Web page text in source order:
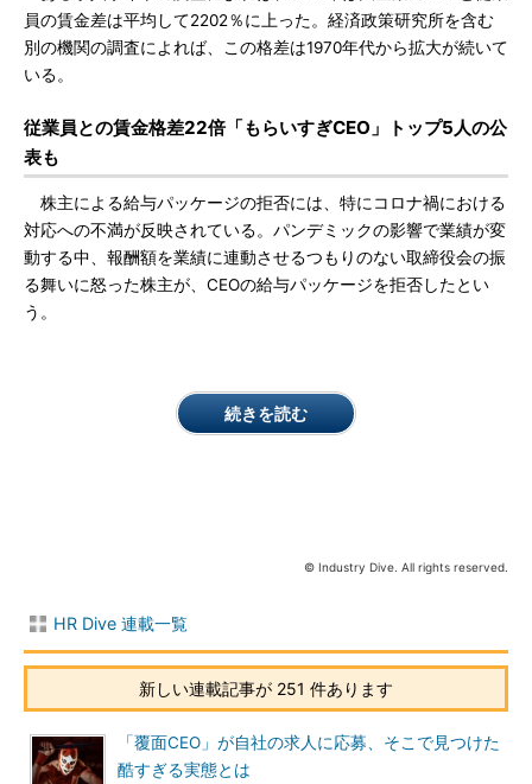
員の賃金差は平均して2202％に上った。経済政策研究所を含む
別の機関の調査によれば、この格差は1970年代から拡大が続いて
いる。
従業員との賃金格差22倍「もらいすぎCEO」トップ5人の公
表も
株主による給与パッケージの拒否には、特にコロナ禍における
対応への不満が反映されている。パンデミックの影響で業績が変
動する中、報酬額を業績に連動させるつもりのない取締役会の振
る舞いに怒った株主が、CEOの給与パッケージを拒否したとい
う。
続きを読む
© Industry Dive. All rights reserved.
HR Dive 連載一覧
新しい連載記事が 251 件あります
「覆面CEO」が自社の求人に応募、そこで見つけた
酷すぎる実態とは